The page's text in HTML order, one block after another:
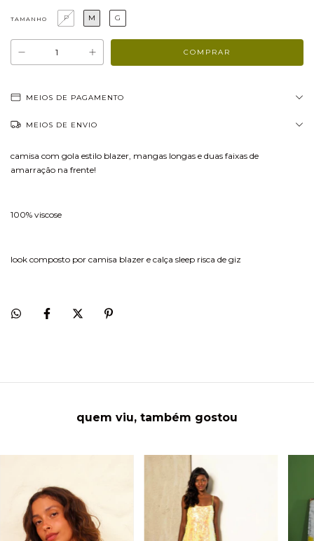
TAMANHO P M G
MEIOS DE PAGAMENTO
MEIOS DE ENVIO
camisa com gola estilo blazer, mangas longas e duas faixas de
amarração na frente!
100% viscose
look composto por camisa blazer e calça sleep risca de giz
quem viu, também gostou